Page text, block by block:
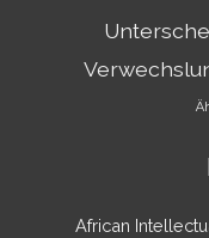
African